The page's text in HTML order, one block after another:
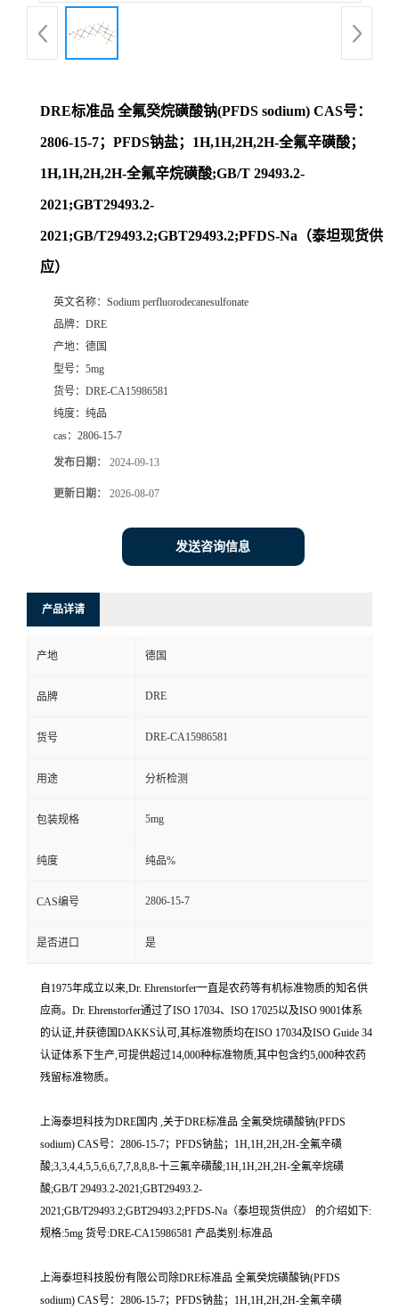
DRE标准品 全氟癸烷磺酸钠(PFDS sodium) CAS号：
2806-15-7；PFDS钠盐；1H,1H,2H,2H-全氟辛磺酸；
1H,1H,2H,2H-全氟辛烷磺酸;GB/T 29493.2-
2021;GBT29493.2-
2021;GB/T29493.2;GBT29493.2;PFDS-Na（泰坦现货供
应）
英文名称： Sodium perfluorodecanesulfonate
品牌： DRE
产地： 德国
型号： 5mg
货号： DRE-CA15986581
纯度： 纯品
cas： 2806-15-7
发布日期： 2024-09-13
更新日期： 2026-08-07
发送咨询信息
产品详请
产地 德国
品牌 DRE
货号 DRE-CA15986581
用途 分析检测
包装规格 5mg
纯度 纯品%
CAS编号 2806-15-7
是否进口 是
自1975年成立以来,Dr. Ehrenstorfer一直是农药等有机标准物质的知名供
应商。Dr. Ehrenstorfer通过了ISO 17034、ISO 17025以及ISO 9001体系
的认证,并获德国DAKKS认可,其标准物质均在ISO 17034及ISO Guide 34
认证体系下生产,可提供超过14,000种标准物质,其中包含约5,000种农药
残留标准物质。
上海泰坦科技为DRE国内 ,关于DRE标准品 全氟癸烷磺酸钠(PFDS
sodium) CAS号：2806-15-7；PFDS钠盐；1H,1H,2H,2H-全氟辛磺
酸;3,3,4,4,5,5,6,6,7,7,8,8,8-十三氟辛磺酸;1H,1H,2H,2H-全氟辛烷磺
酸;GB/T 29493.2-2021;GBT29493.2-
2021;GB/T29493.2;GBT29493.2;PFDS-Na（泰坦现货供应） 的介绍如下:
规格:5mg 货号:DRE-CA15986581 产品类别:标准品
上海泰坦科技股份有限公司除DRE标准品 全氟癸烷磺酸钠(PFDS
sodium) CAS号：2806-15-7；PFDS钠盐；1H,1H,2H,2H-全氟辛磺